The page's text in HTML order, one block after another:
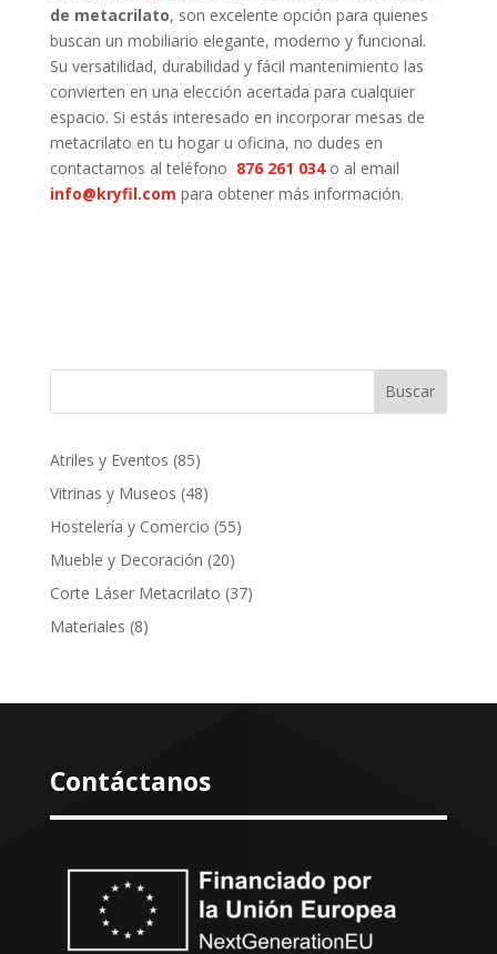
de metacrilato, son excelente opción para quienes
buscan un mobiliario elegante, moderno y funcional.
Su versatilidad, durabilidad y fácil mantenimiento las
convierten en una elección acertada para cualquier
espacio. Si estás interesado en incorporar mesas de
metacrilato en tu hogar u oficina, no dudes en
contactarnos al teléfono 876 261 034o al email
info@kryfil.com para obtener más información.
Buscar
Atriles y Eventos 8585
productos
Vitrinas y Museos 4848
productos
Hostelería y Comercio 5555
Mueble y Decoración 2020
productos
Corte Láser Metacrilato 3737
Materiales 88
Contáctanos